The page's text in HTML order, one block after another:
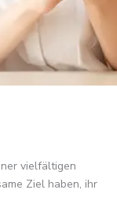
vielfältigen
Ziel haben, ihr